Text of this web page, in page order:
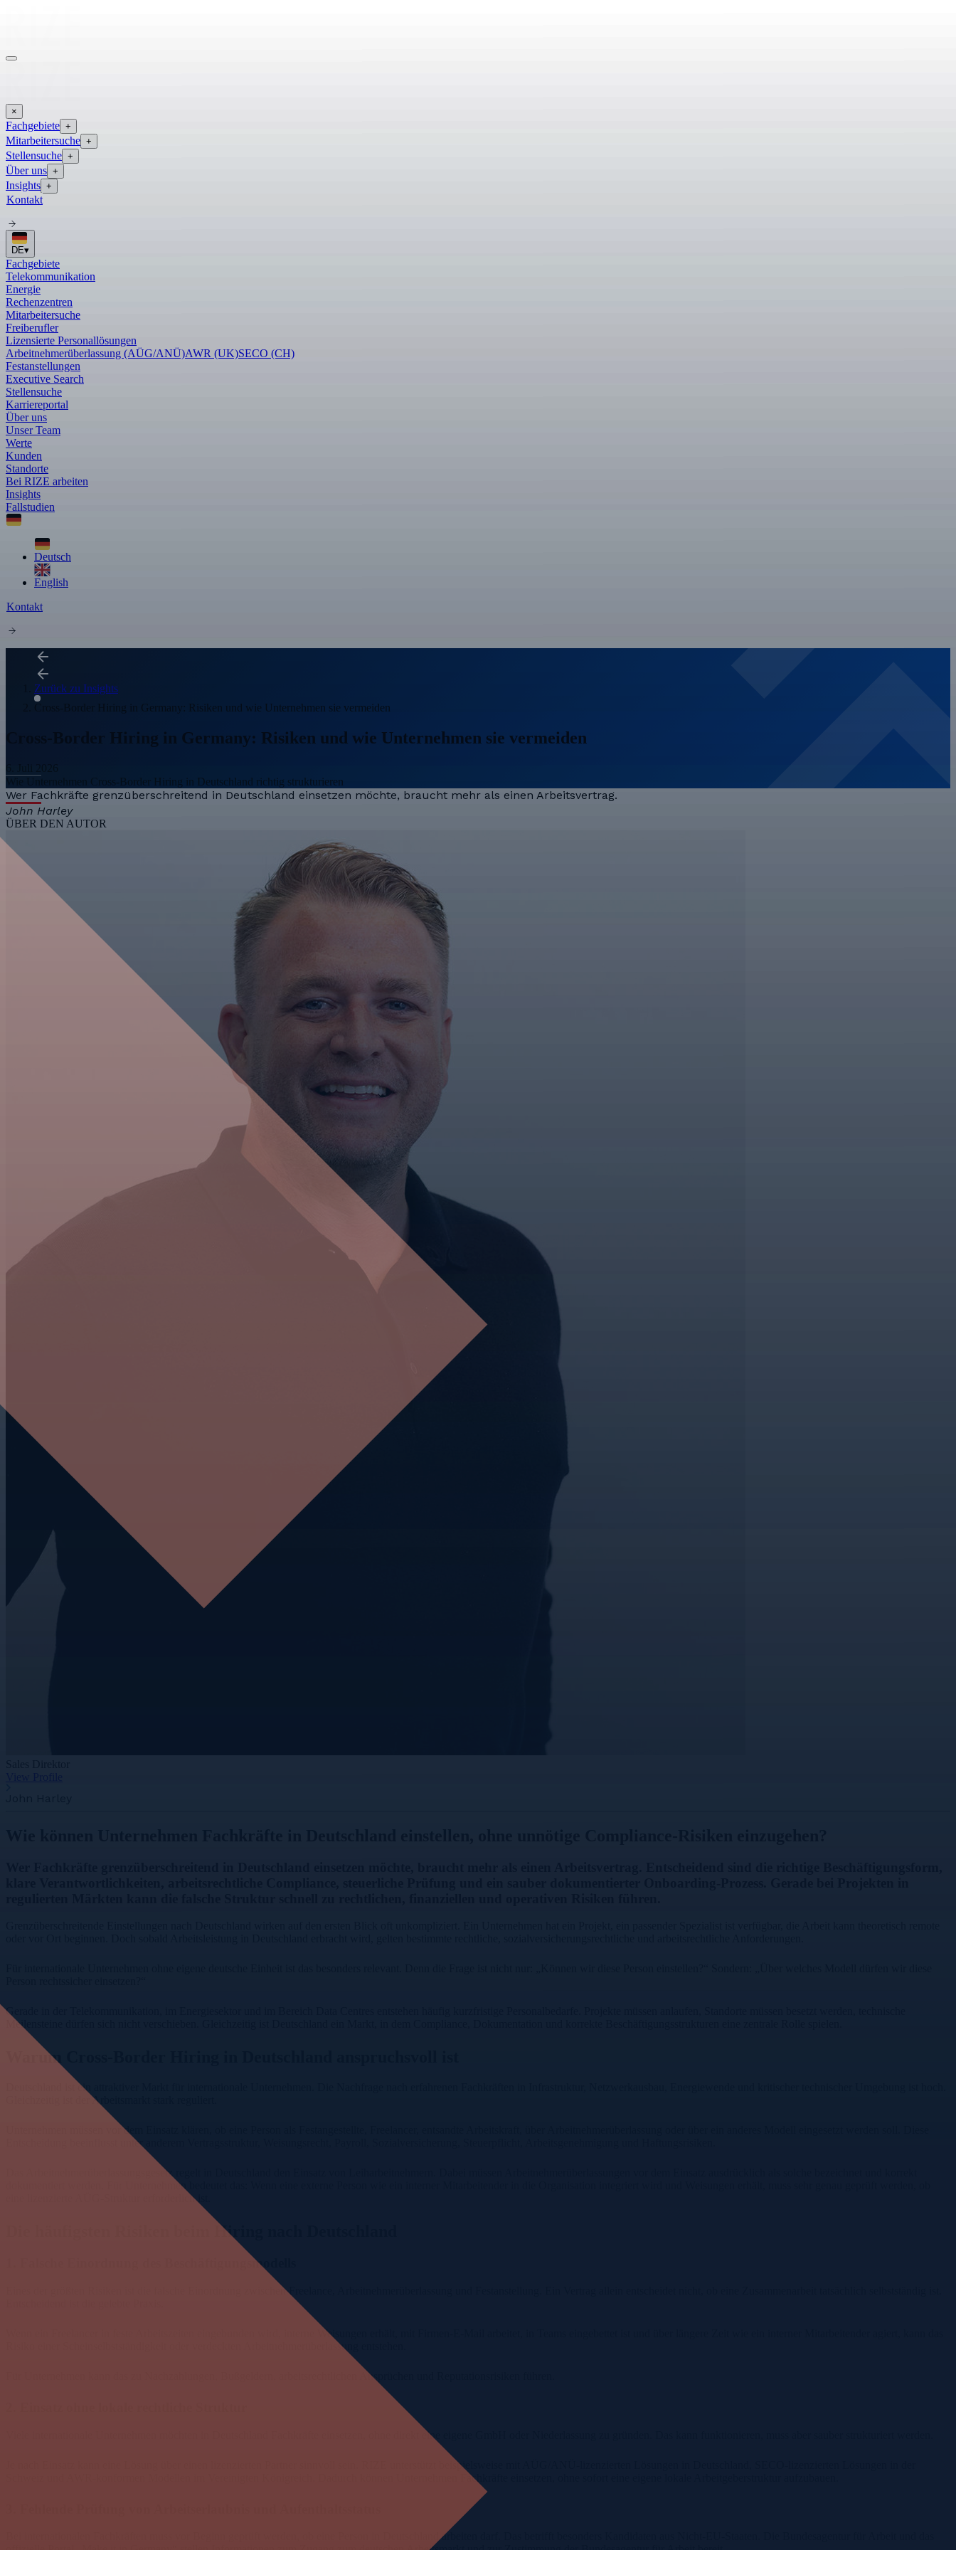
×
Fachgebiete +
Mitarbeitersuche +
Stellensuche +
Über uns +
Insights +
Kontakt
DE▾
Fachgebiete
Telekommunikation
Energie
Rechenzentren
Mitarbeitersuche
Freiberufler
Lizensierte Personallösungen
Arbeitnehmerüberlassung (AÜG/ANÜ)AWR (UK)SECO (CH)
Festanstellungen
Executive Search
Stellensuche
Karriereportal
Über uns
Unser Team
Werte
Kunden
Standorte
Bei RIZE arbeiten
Insights
Fallstudien
Deutsch
English
Kontakt
Zurück zu Insights
Cross-Border Hiring in Germany: Risiken und wie Unternehmen sie vermeiden
Cross-Border Hiring in Germany: Risiken und wie Unternehmen sie vermeiden
Wie Unternehmen Cross-Border Hiring in Deutschland richtig strukturieren
Wer Fachkräfte grenzüberschreitend in Deutschland einsetzen möchte, braucht mehr als einen Arbeitsvertrag.
John Harley
ÜBER DEN AUTOR
Gerade in der Telekommunikation, im Energiesektor und im Bereich Data Centres entstehen häufig kurzfristige Personalbedarfe. Projekte müssen anlaufen, Standorte müssen besetzt werden, technische
Meilensteine dürfen sich nicht verschieben. Gleichzeitig ist Deutschland ein Markt, in dem Compliance, Dokumentation und korrekte Beschäftigungsstrukturen eine zentrale Rolle spielen.
Warum Cross-Border Hiring in Deutschland anspruchsvoll ist
Deutschland ist ein attraktiver Markt für internationale Unternehmen. Die Nachfrage nach erfahrenen Fachkräften in Infrastruktur, Netzwerkausbau, Energiewende und kritischer technischer Umgebung ist hoch.
Gleichzeitig ist der Arbeitsmarkt stark reguliert.
Unternehmen müssen vor dem Einsatz klären, ob eine Person als Festangestellte, Freelancer, entsandte Arbeitskraft, über Arbeitnehmerüberlassung oder über ein anderes Modell eingesetzt werden soll. Diese
Entscheidung beeinflusst unter anderem Vertragsstruktur, Weisungsrecht, Payroll, Sozialversicherung, Steuerpflicht, Arbeitsgenehmigung und Haftungsrisiken.
Das Arbeitnehmerüberlassungsgesetz regelt in Deutschland den Einsatz von Leiharbeitnehmern. Dabei müssen Arbeitnehmerüberlassungen vor dem Einsatz ausdrücklich als solche bezeichnet und korrekt
dokumentiert werden. Für Unternehmen bedeutet das: Wenn eine externe Person wie ein interner Mitarbeitender in die Organisation integriert wird und Weisungen erhält, muss sehr genau geprüft werden, ob
eine lizenzierte AÜG-Struktur erforderlich ist.
Die häufigsten Risiken beim Hiring nach Deutschland
1. Falsche Einordnung des Beschäftigungsmodells
Eines der größten Risiken ist die falsche Einordnung zwischen Freelance, Arbeitnehmerüberlassung und Festanstellung. Ein Vertrag allein entscheidet nicht, ob eine Zusammenarbeit tatsächlich selbstständig ist.
Wenn ein Freelancer in feste Arbeitszeiten eingebunden wird, interne Weisungen erhält, mit Firmen-E-Mail arbeitet, in Teams eingebettet ist und über längere Zeit wie ein interner Mitarbeitender agiert, kann das
Risiko einer Scheinselbstständigkeit oder verdeckten Arbeitnehmerüberlassung entstehen.
Für Unternehmen kann das zu Nachzahlungen, Bußgeldern, arbeitsrechtlichen Ansprüchen und Reputationsrisiken führen.
Viele internationale Unternehmen möchten in Deutschland Fachkräfte einsetzen, ohne direkt eine eigene GmbH oder Niederlassung zu gründen. Das kann funktionieren, muss aber sauber strukturiert werden.
Je nach Einsatz kann eine Lösung über einen lizenzierten Partner sinnvoll sein. RIZE unterstützt beispielsweise mit AÜG/ANÜ-lizenzierten Lösungen in Deutschland, SECO-lizenzierten Lösungen in der
Schweiz und AWR-konformen Modellen im Vereinigten Königreich. Dadurch können Unternehmen Fachkräfte einsetzen, ohne sofort eine eigene lokale Arbeitgeberstruktur aufzubauen.
Bei internationalen Fachkräften muss vor Beginn geprüft werden, ob eine Person in Deutschland arbeiten darf. Das betrifft besonders Kandidaten aus Nicht-EU-Staaten. Die Bundesagentur für Arbeit und das